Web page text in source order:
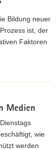
Bildung neuer
ist, der
Faktoren
Medien
wie
werden